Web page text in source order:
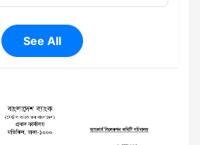
See All